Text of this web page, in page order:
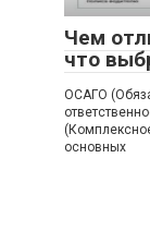
Чем
что
ОСАГО
основных